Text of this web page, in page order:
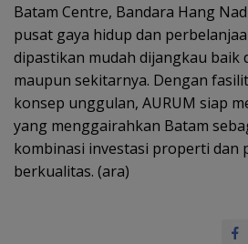
Batam Centre, Bandara Hang
pusat gaya hidup dan
dipastikan mudah dijangkau baik
maupun sekitarnya. Dengan
konsep unggulan, AURUM siap
yang menggairahkan Batam
kombinasi investasi properti dan
berkualitas. (ara)